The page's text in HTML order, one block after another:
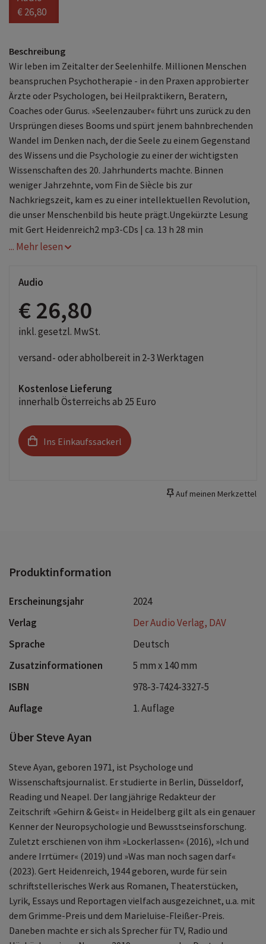
€ 26,80
Beschreibung
Wir leben im Zeitalter der Seelenhilfe. Millionen Menschen
beanspruchen Psychotherapie - in den Praxen approbierter
Ärzte oder Psychologen, bei Heilpraktikern, Beratern,
Coaches oder Gurus. »Seelenzauber« führt uns zurück zu den
Ursprüngen dieses Booms und spürt jenem bahnbrechenden
Wandel im Denken nach, der die Seele zu einem Gegenstand
des Wissens und die Psychologie zu einer der wichtigsten
Wissenschaften des 20. Jahrhunderts machte. Binnen
weniger Jahrzehnte, vom Fin de Siècle bis zur
Nachkriegszeit, kam es zu einer intellektuellen Revolution,
die unser Menschenbild bis heute prägt.Ungekürzte Lesung
mit Gert Heidenreich2 mp3-CDs | ca. 13 h 28 min
... Mehr lesen
Audio
€ 26,80
inkl. gesetzl. MwSt.
versand- oder abholbereit in 2-3 Werktagen
Kostenlose Lieferung
innerhalb Österreichs ab 25 Euro
Ins Einkaufssackerl
Auf meinen Merkzettel
Produktinformation
Erscheinungsjahr
2024
Verlag
Der Audio Verlag, DAV
Sprache
Deutsch
Zusatzinformationen
5 mm x 140 mm
ISBN
978-3-7424-3327-5
Auflage
1. Auflage
Über Steve Ayan
Steve Ayan, geboren 1971, ist Psychologe und
Wissenschaftsjournalist. Er studierte in Berlin, Düsseldorf,
Reading und Neapel. Der langjährige Redakteur der
Zeitschrift »Gehirn & Geist« in Heidelberg gilt als ein genauer
Kenner der Neuropsychologie und Bewusstseinsforschung.
Zuletzt erschienen von ihm »Lockerlassen« (2016), »Ich und
andere Irrtümer« (2019) und »Was man noch sagen darf«
(2023). Gert Heidenreich, 1944 geboren, wurde für sein
schriftstellerisches Werk aus Romanen, Theaterstücken,
Lyrik, Essays und Reportagen vielfach ausgezeichnet, u.a. mit
dem Grimme-Preis und dem Marieluise-Fleißer-Preis.
Daneben machte er sich als Sprecher für TV, Radio und